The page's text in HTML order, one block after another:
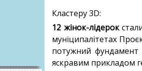
Кластеру 3D:
12 жінок-лідерок
муніципалітетах
потужний фундамент
яскравим прикладом